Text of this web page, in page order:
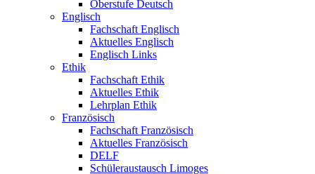
Oberstufe Deutsch
Englisch
Fachschaft Englisch
Aktuelles Englisch
Englisch Links
Ethik
Fachschaft Ethik
Aktuelles Ethik
Lehrplan Ethik
Französisch
Fachschaft Französisch
Aktuelles Französisch
DELF
Schüleraustausch Limoges